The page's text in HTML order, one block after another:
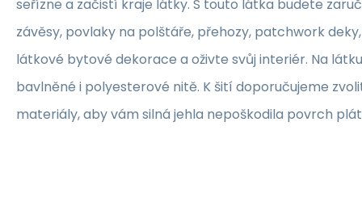
seřízne a začistí kraje látky. S touto látka budete
závěsy, povlaky na polštáře, přehozy, patchwork
látkové bytové dekorace a oživte svůj interiér. Na
bavlněné i polyesterové nitě. K šití doporučujeme
materiály, aby vám silná jehla nepoškodila povrch